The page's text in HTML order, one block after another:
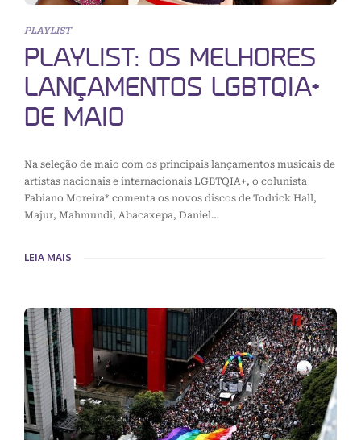
PLAYLIST
PLAYLIST: OS MELHORES
LANÇAMENTOS LGBTQIA+
DE MAIO
Na seleção de maio com os principais lançamentos musicais de
artistas nacionais e internacionais LGBTQIA+, o colunista
Fabiano Moreira* comenta os novos discos de Todrick Hall,
Majur, Mahmundi, Abacaxepa, Daniel…
LEIA MAIS